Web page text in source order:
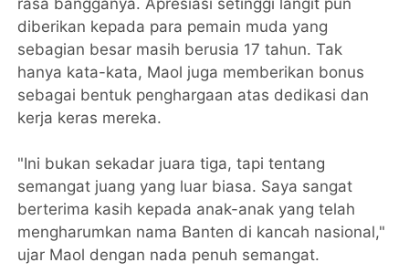
diberikan kepada para pemain muda yang
sebagian besar masih berusia 17 tahun. Tak
hanya kata-kata, Maol juga memberikan bonus
sebagai bentuk penghargaan atas dedikasi dan
kerja keras mereka.
"Ini bukan sekadar juara tiga, tapi tentang
semangat juang yang luar biasa. Saya sangat
berterima kasih kepada anak-anak yang telah
mengharumkan nama Banten di kancah nasional,"
ujar Maol dengan nada penuh semangat.